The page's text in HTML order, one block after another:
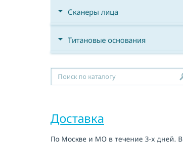
Сканеры лица
Титановые основания
Доставка
По Москве и МО в течение 3-х дней. В